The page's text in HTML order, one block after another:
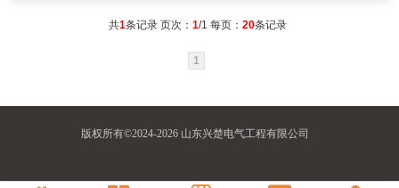
拥抱美好的2024!...
共1条记录 页次： 1/1 每页： 20条记录
1
版权所有©2024-2026 山东兴楚电气工程有限公司